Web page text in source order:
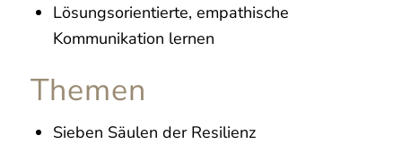
Lösungsorientierte, empathische
Kommunikation lernen
Themen
Sieben Säulen der Resilienz